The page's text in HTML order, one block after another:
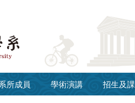
所成員 學術演講 招生及